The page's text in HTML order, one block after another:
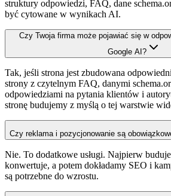
struktury odpowiedzi, FAQ, dane
być cytowane w wynikach AI.
Czy Twoja firma może pojawiać się w
Google AI?
Tak, jeśli strona jest zbudowana
strony z czytelnym FAQ, danymi
odpowiedziami na pytania klientów i
stronę budujemy z myślą o tej warstwie
Czy reklama i pozycjonowanie są
Nie. To dodatkowe usługi. Najpierw
konwertuje, a potem dokładamy SEO i
są potrzebne do wzrostu.